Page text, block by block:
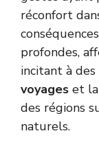
réconfort
profondes,
incitant à
voyages et
des régions
naturels.